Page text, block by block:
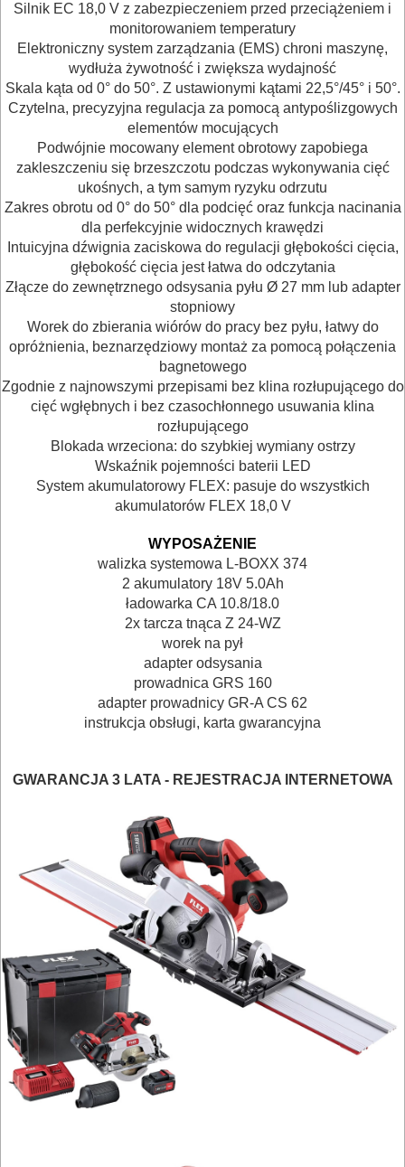
ELEKTRONARZĘDZI
MAGAZYNOWANIE
I
TRANSPORTOWANIE
POMIAROWE
NARZĘDZIA
BUDOWLANE
I
ELEKTRY..
AKCESORIA
URZĄDZENIA
BUDOWLANE
MASZYNY
NARZĘDZIA
OBRÓBKA
WARSZTATOWE
NARZĘDZIA
HYDRAULICZNE
NARZĘDZIA
INSTALACYJNE,
PALNIKI
PNEUMATYCZNE
AKCESORIA
KOMPRESORY
NARZĘDZIA
Silnik EC 18,0 V z zabezpieczeniem przed przeciążeniem i
monitorowaniem temperatury
Elektroniczny system zarządzania (EMS) chroni maszynę,
wydłuża żywotność i zwiększa wydajność
Skala kąta od 0° do 50°. Z ustawionymi kątami 22,5°/45° i 50°.
Czytelna, precyzyjna regulacja za pomocą antypoślizgowych
elementów mocujących
Podwójnie mocowany element obrotowy zapobiega
zakleszczeniu się brzeszczotu podczas wykonywania cięć
ukośnych, a tym samym ryzyku odrzutu
Zakres obrotu od 0° do 50° dla podcięć oraz funkcja nacinania
dla perfekcyjnie widocznych krawędzi
Intuicyjna dźwignia zaciskowa do regulacji głębokości cięcia,
głębokość cięcia jest łatwa do odczytania
Złącze do zewnętrznego odsysania pyłu Ø 27 mm lub adapter
stopniowy
Worek do zbierania wiórów do pracy bez pyłu, łatwy do
opróżnienia, beznarzędziowy montaż za pomocą połączenia
bagnetowego
Zgodnie z najnowszymi przepisami bez klina rozłupującego do
cięć wgłębnych i bez czasochłonnego usuwania klina
rozłupującego
Blokada wrzeciona: do szybkiej wymiany ostrzy
Wskaźnik pojemności baterii LED
System akumulatorowy FLEX: pasuje do wszystkich
akumulatorów FLEX 18,0 V
WYPOSAŻENIE
walizka systemowa L-BOXX 374
2 akumulatory 18V 5.0Ah
ładowarka CA 10.8/18.0
2x tarcza tnąca Z 24-WZ
worek na pył
adapter odsysania
prowadnica GRS 160
adapter prowadnicy GR-A CS 62
instrukcja obsługi, karta gwarancyjna
GWARANCJA 3 LATA - REJESTRACJA INTERNETOWA